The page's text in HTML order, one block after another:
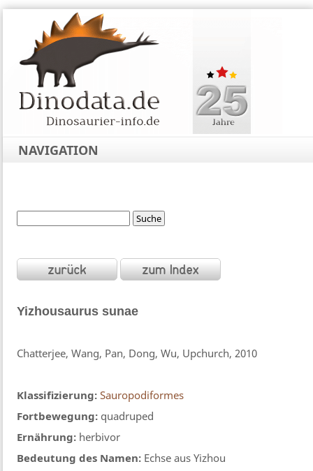
NAVIGATION
Yizhousaurus sunae
Chatterjee, Wang, Pan, Dong, Wu, Upchurch, 2010
Klassifizierung: Sauropodiformes
Fortbewegung: quadruped
Ernährung: herbivor
Bedeutung des Namen: Echse aus Yizhou